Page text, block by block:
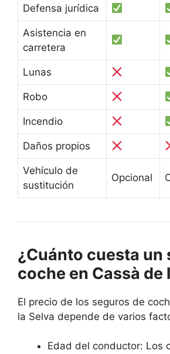
Defensa jurídica
Asistencia en
carretera
Lunas
Robo
Incendio
Daños propios
Vehículo de
sustitución
Opcional
¿Cuánto cuesta un
coche en Cassà de
El precio de los seguros de
la Selva depende de varios
Edad del conductor: Los